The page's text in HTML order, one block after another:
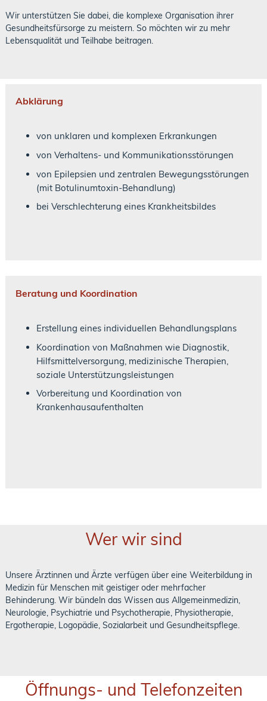
Wir unterstützen Sie dabei, die komplexe Organisation ihrer
Gesundheitsfürsorge zu meistern. So möchten wir zu mehr
Lebensqualität und Teilhabe beitragen.
Abklärung
von unklaren und komplexen Erkrankungen
von Verhaltens- und Kommunikationsstörungen
von Epilepsien und zentralen Bewegungsstörungen
(mit Botulinumtoxin-Behandlung)
bei Verschlechterung eines Krankheitsbildes
Beratung und Koordination
Erstellung eines individuellen Behandlungsplans
Koordination von Maßnahmen wie Diagnostik,
Hilfsmittelversorgung, medizinische Therapien,
soziale Unterstützungsleistungen
Vorbereitung und Koordination von
Krankenhausaufenthalten
Wer wir sind
Unsere Ärztinnen und Ärzte verfügen über eine Weiterbildung in
Medizin für Menschen mit geistiger oder mehrfacher
Behinderung. Wir bündeln das Wissen aus Allgemeinmedizin,
Neurologie, Psychiatrie und Psychotherapie, Physiotherapie,
Ergotherapie, Logopädie, Sozialarbeit und Gesundheitspflege.
Öffnungs- und Telefonzeiten